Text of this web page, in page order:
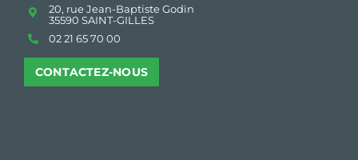
20, rue Jean-Baptiste Godin
35590 SAINT-GILLES
02 21 65 70 00
CONTACTEZ-NOUS